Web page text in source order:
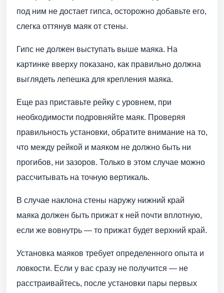
под ним не достает гипса, осторожно добавьте его,
слегка оттянув маяк от стены.
Гипс не должен выступать выше маяка. На
картинке вверху показано, как правильно должна
выглядеть лепешка для крепления маяка.
Еще раз приставьте рейку с уровнем, при
необходимости подровняйте маяк. Проверяя
правильность установки, обратите внимание на то,
что между рейкой и маяком не должно быть ни
прогибов, ни зазоров. Только в этом случае можно
рассчитывать на точную вертикаль.
В случае наклона стены наружу нижний край
маяка должен быть прижат к ней почти вплотную,
если же вовнутрь — то прижат будет верхний край.
Установка маяков требует определенного опыта и
ловкости. Если у вас сразу не получится — не
расстраивайтесь, после установки пары первых